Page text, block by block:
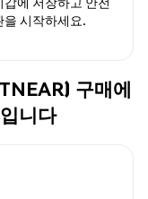
을 시작하세요.
구매에
니다